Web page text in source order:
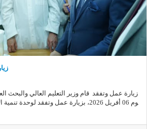
زيارة عمل وتفقد ​ قام وزير التعليم العالي والبحث
وم 06 أفريل 2026، بزيارة عمل وتفقد